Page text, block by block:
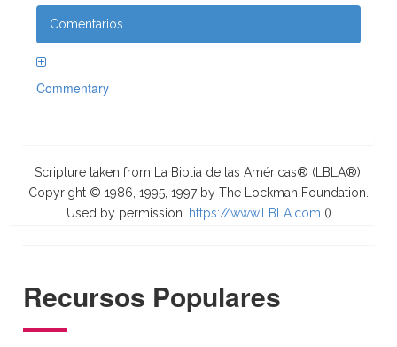
Comentarios
Commentary
Scripture taken from La Biblia de las Américas® (LBLA®),
Copyright © 1986, 1995, 1997 by The Lockman Foundation.
Used by permission.
https://www.LBLA.com ()
Recursos Populares